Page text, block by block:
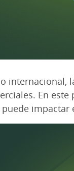
internacional,
En
impactar